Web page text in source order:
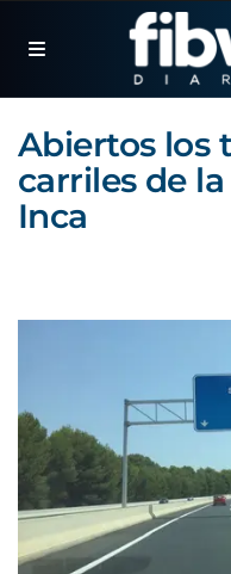
Abiertos los
carriles de
Inca